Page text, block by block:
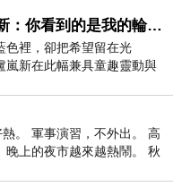
當代藝術家盧嵐新：你看到的是我的輪廓，還是你的故事？——藏在藍色裡的希望與光
色裡，卻把希望留在光
嵐新在此幅兼具童趣靈動與
湛藍的羽翼般色塊包覆著
。 軍事演習，不外出。 高
晚上的夜市越來越熱鬧。 秋
暑熱。。。